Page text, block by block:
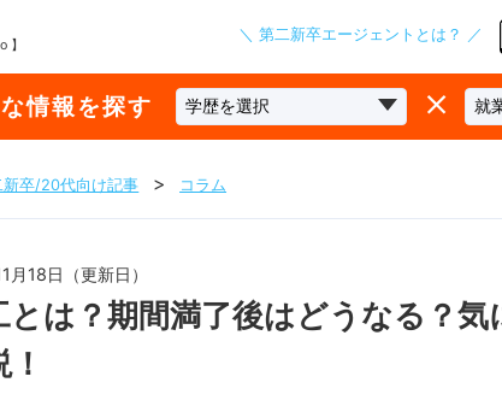
】
＼ 第二新卒エージェントとは？ ／
情報を探す
新卒/20代向け記事 コラム
月18日（更新日）
とは？期間満了後はどうなる？気